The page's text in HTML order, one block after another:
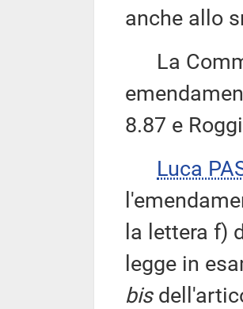
anche allo
La
8.87 e
Luca
la lettera f)
legge in
bis